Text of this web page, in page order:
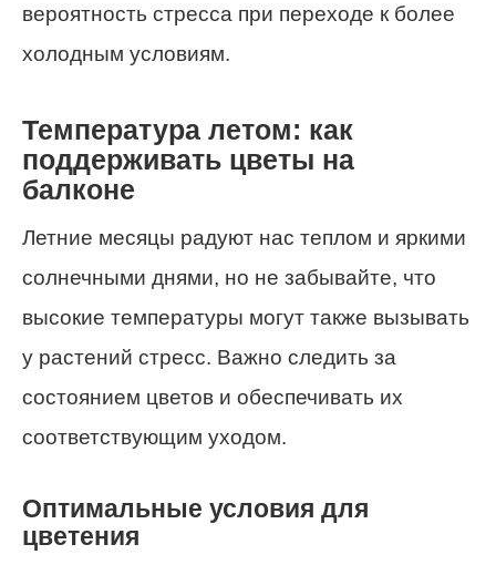
вероятность стресса при переходе к более
холодным условиям.
Температура летом: как
поддерживать цветы на
балконе
Летние месяцы радуют нас теплом и яркими
солнечными днями, но не забывайте, что
высокие температуры могут также вызывать
у растений стресс. Важно следить за
состоянием цветов и обеспечивать их
соответствующим уходом.
Оптимальные условия для
цветения